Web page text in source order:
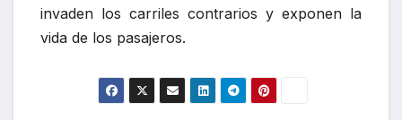
invaden los carriles contrarios y exponen la
vida de los pasajeros.